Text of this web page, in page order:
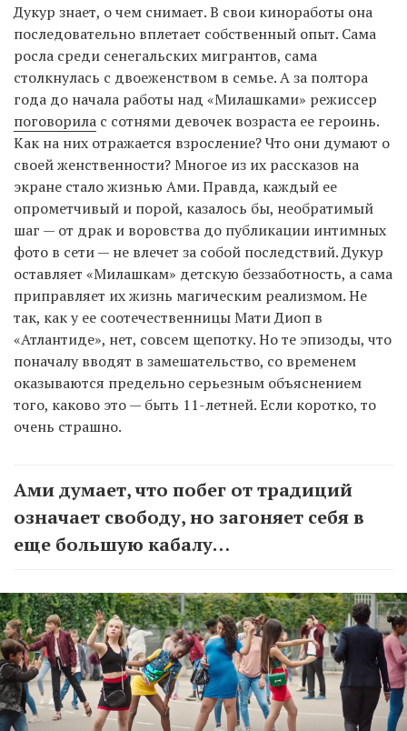
Дукур знает, о чем снимает. В свои киноработы она
последовательно вплетает собственный опыт. Сама
росла среди сенегальских мигрантов, сама
столкнулась с двоеженством в семье. А за полтора
года до начала работы над «Милашками» режиссер
поговорила с сотнями девочек возраста ее героинь.
Как на них отражается взросление? Что они думают о
своей женственности? Многое из их рассказов на
экране стало жизнью Ами. Правда, каждый ее
опрометчивый и порой, казалось бы, необратимый
шаг — от драк и воровства до публикации интимных
фото в сети — не влечет за собой последствий. Дукур
оставляет «Милашкам» детскую беззаботность, а сама
приправляет их жизнь магическим реализмом. Не
так, как у ее соотечественницы Мати Диоп в
«Атлантиде», нет, совсем щепотку. Но те эпизоды, что
поначалу вводят в замешательство, со временем
оказываются предельно серьезным объяснением
того, каково это — быть 11-летней. Если коротко, то
очень страшно.
Ами думает, что побег от традиций
означает свободу, но загоняет себя в
еще большую кабалу…